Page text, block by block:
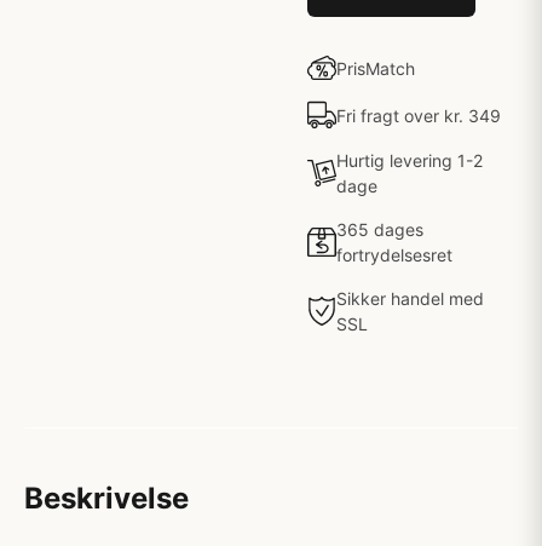
PrisMatch
Fri fragt over kr. 349
Hurtig levering 1-2
dage
365 dages
fortrydelsesret
Sikker handel med
SSL
Beskrivelse